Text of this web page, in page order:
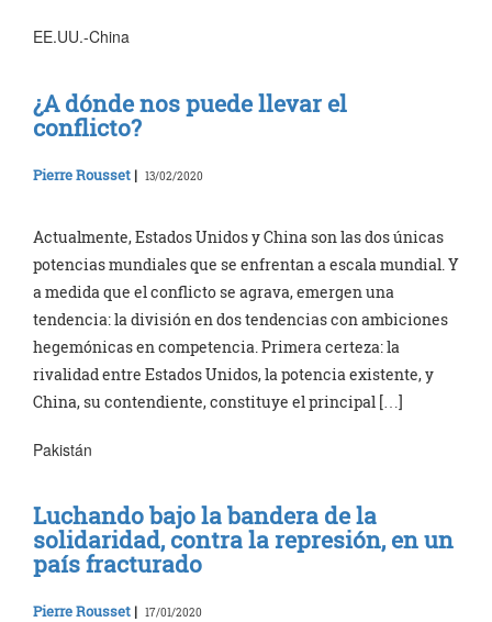
EE.UU.-China
¿A dónde nos puede llevar el
conflicto?
Pierre Rousset | 13/02/2020
Actualmente, Estados Unidos y China son las dos únicas
potencias mundiales que se enfrentan a escala mundial. Y
a medida que el conflicto se agrava, emergen una
tendencia: la división en dos tendencias con ambiciones
hegemónicas en competencia. Primera certeza: la
rivalidad entre Estados Unidos, la potencia existente, y
China, su contendiente, constituye el principal […]
Pakistán
Luchando bajo la bandera de la
solidaridad, contra la represión, en un
país fracturado
Pierre Rousset | 17/01/2020